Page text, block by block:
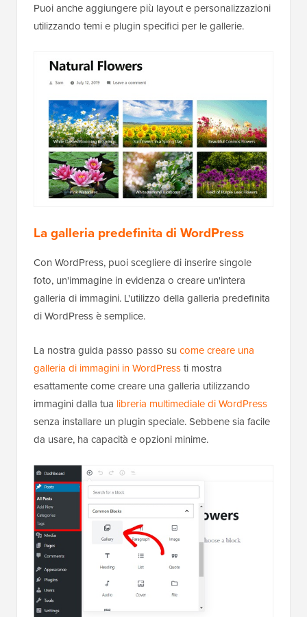
Puoi anche aggiungere più layout e personalizzazioni
utilizzando temi e plugin specifici per le gallerie.
La galleria predefinita di WordPress
Con WordPress, puoi scegliere di inserire singole
foto, un'immagine in evidenza o creare un'intera
galleria di immagini. L'utilizzo della galleria predefinita
di WordPress è semplice.
La nostra guida passo passo su come creare una
galleria di immagini in WordPressti mostra
esattamente come creare una galleria utilizzando
immagini dalla tua libreria multimediale di WordPress
senza installare un plugin speciale. Sebbene sia facile
da usare, ha capacità e opzioni minime.